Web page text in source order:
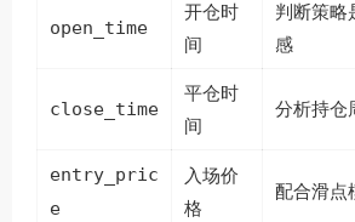
open_time
开仓时
间
判断策略
感
close_time
平仓时
间
分析持仓
entry_pric
e
入场价
格
配合滑点